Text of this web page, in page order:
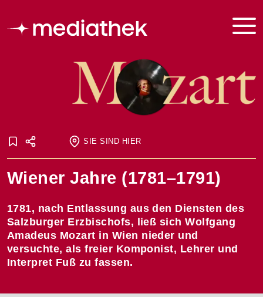
SIE SIND HIER
Startseite Onlineausstellungen
Mozart
Wiener Jahre (1781–1791)
Wiener Jahre (1781–1791)
1781, nach Entlassung aus den Diensten des
Salzburger Erzbischofs, ließ sich Wolfgang
Amadeus Mozart in Wien nieder und
versuchte, als freier Komponist, Lehrer und
Interpret Fuß zu fassen.